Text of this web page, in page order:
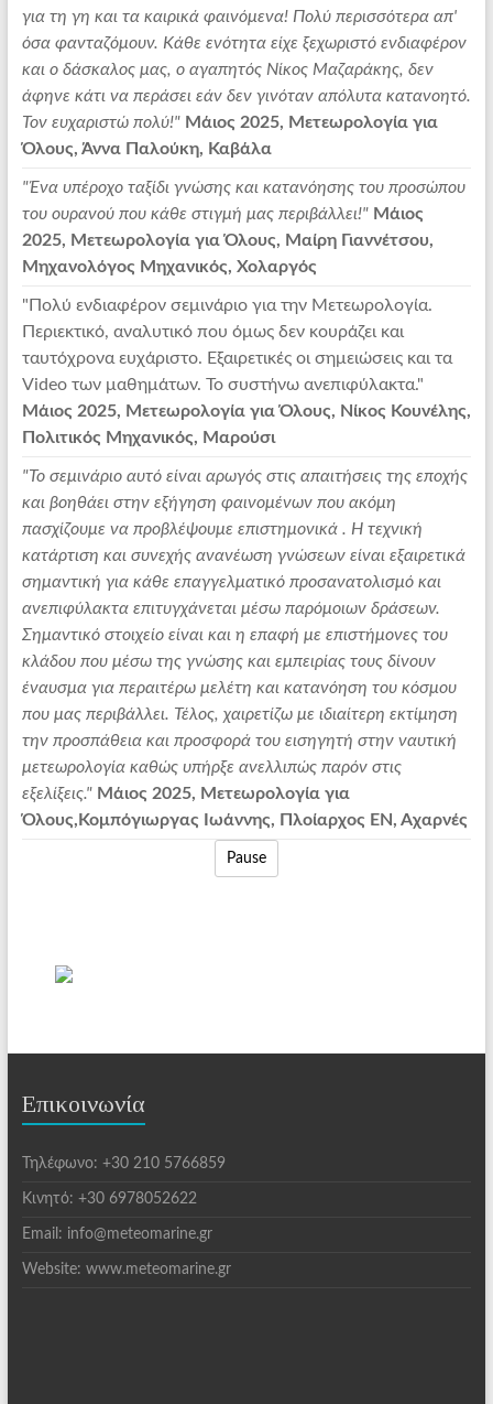
για τη γη και τα καιρικά φαινόμενα! Πολύ περισσότερα απ'
όσα φανταζόμουν. Κάθε ενότητα είχε ξεχωριστό ενδιαφέρον
και ο δάσκαλος μας, ο αγαπητός Νίκος Μαζαράκης, δεν
άφηνε κάτι να περάσει εάν δεν γινόταν απόλυτα κατανοητό.
Τον ευχαριστώ πολύ!" Μάιος 2025, Μετεωρολογία για
Όλους, Άννα Παλούκη, Καβάλα
"Ένα υπέροχο ταξίδι γνώσης και κατανόησης του προσώπου
του ουρανού που κάθε στιγμή μας περιβάλλει!" Μάιος
2025, Μετεωρολογία για Όλους, Μαίρη Γιαννέτσου,
Μηχανολόγος Μηχανικός, Χολαργός
"Πολύ ενδιαφέρον σεμινάριο για την Μετεωρολογία.
Περιεκτικό, αναλυτικό που όμως δεν κουράζει και
ταυτόχρονα ευχάριστο. Εξαιρετικές οι σημειώσεις και τα
Video των μαθημάτων. Το συστήνω ανεπιφύλακτα."
Μάιος 2025, Μετεωρολογία για Όλους, Νίκος Κουνέλης,
Πολιτικός Μηχανικός, Μαρούσι
"Το σεμινάριο αυτό είναι αρωγός στις απαιτήσεις της εποχής
και βοηθάει στην εξήγηση φαινομένων που ακόμη
πασχίζουμε να προβλέψουμε επιστημονικά . Η τεχνική
κατάρτιση και συνεχής ανανέωση γνώσεων είναι εξαιρετικά
σημαντική για κάθε επαγγελματικό προσανατολισμό και
ανεπιφύλακτα επιτυγχάνεται μέσω παρόμοιων δράσεων.
Σημαντικό στοιχείο είναι και η επαφή με επιστήμονες του
κλάδου που μέσω της γνώσης και εμπειρίας τους δίνουν
έναυσμα για περαιτέρω μελέτη και κατανόηση του κόσμου
που μας περιβάλλει. Τέλος, χαιρετίζω με ιδιαίτερη εκτίμηση
την προσπάθεια και προσφορά του εισηγητή στην ναυτική
μετεωρολογία καθώς υπήρξε ανελλιπώς παρόν στις
εξελίξεις." Μάιος 2025, Μετεωρολογία για
Όλους,Κομπόγιωργας Ιωάννης, Πλοίαρχος ΕΝ, Αχαρνές
Pause
Επικοινωνία
Τηλέφωνο: +30 210 5766859
Κινητό: +30 6978052622
Email: info@meteomarine.gr
Website: www.meteomarine.gr